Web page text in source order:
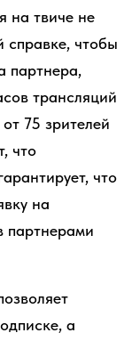
на твиче не
справке, чтобы
партнера,
трансляций
75 зрителей
что
что
на
партнерами
а